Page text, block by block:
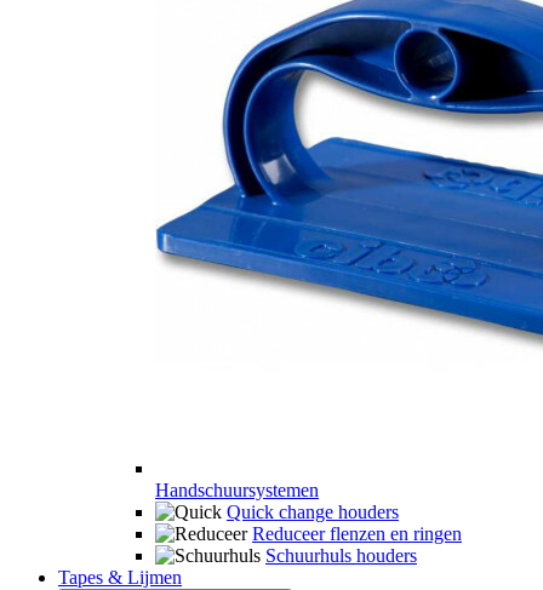
Handschuursystemen
Quick change houders
Reduceer flenzen en ringen
Schuurhuls houders
Tapes & Lijmen